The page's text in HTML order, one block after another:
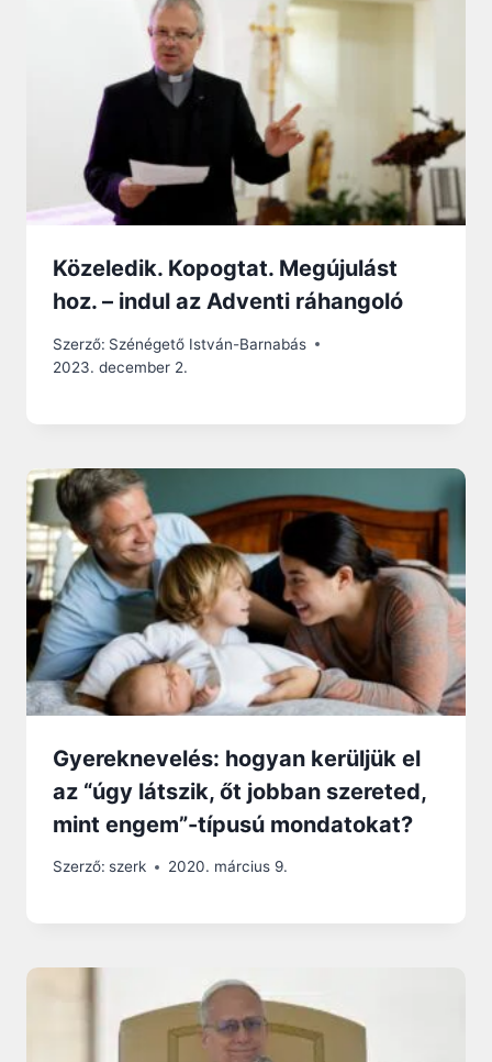
Közeledik. Kopogtat. Megújulást
hoz. – indul az Adventi ráhangoló
Szerző: Szénégető István-Barnabás
2023. december 2.
Gyereknevelés: hogyan kerüljük el
az “úgy látszik, őt jobban szereted,
mint engem”-típusú mondatokat?
Szerző: szerk 2020. március 9.